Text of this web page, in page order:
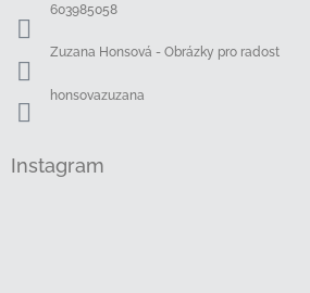
603985058
Zuzana Honsová - Obrázky pro radost
honsovazuzana
Instagram